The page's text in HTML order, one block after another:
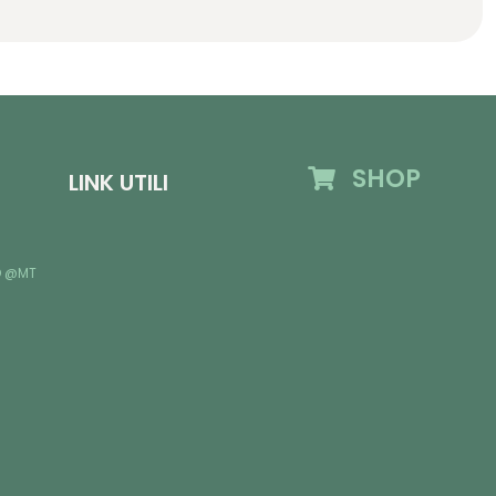
@MT
LINK UTILI SHOP